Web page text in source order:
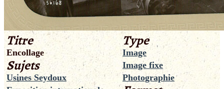
Titre
Encollage
Sujets
Usines Seydoux
Type
Image
Image fixe
Photographie